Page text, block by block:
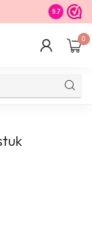
STORE in
9.7
0